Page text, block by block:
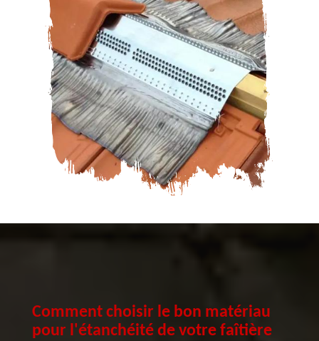
Comment choisir le bon matériau
pour l'étanchéité de votre faîtière